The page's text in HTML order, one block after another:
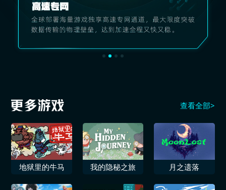
查看全部>
地狱里的牛马 我的隐秘之旅 月之遗落